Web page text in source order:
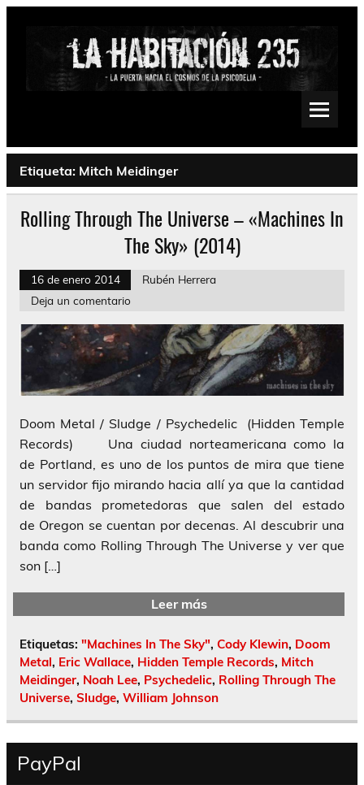
Saltar
Psychedelic, Stoner, Doom, Sludge, Fuzz, Space, Drone
Etiqueta: Mitch Meidinger
Rolling Through The Universe – «Machines In
The Sky» (2014)
16 de enero 2014
Rubén Herrera
Deja un comentario
Doom Metal / Sludge / Psychedelic (Hidden Temple
Records) Una ciudad norteamericana como la
de Portland, es uno de los puntos de mira que tiene
un servidor fijo mirando hacia allí ya que la cantidad
de bandas prometedoras que salen del estado
de Oregon se cuentan por decenas. Al descubrir una
banda como Rolling Through The Universe y ver que
son […]
Leer más
Etiquetas: "Machines In The Sky", Cody Klewin, Doom
Metal, Eric Wallace, Hidden Temple Records, Mitch
Meidinger, Noah Lee, Psychedelic, Rolling Through The
Universe, Sludge, William Johnson
PayPal